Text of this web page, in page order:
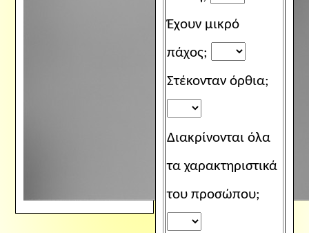
Έχουν μικρό
πάχος;
Στέκονταν όρθια;
Διακρίνονται όλα
τα χαρακτηριστικά
του προσώπου;